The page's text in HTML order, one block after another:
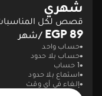
شهري
قصص لكل
89 EGP /شهر
حساب واحد
حساب بلا حدود
1 حساب
استماع بلا حدود
إلغاء في أي وقت